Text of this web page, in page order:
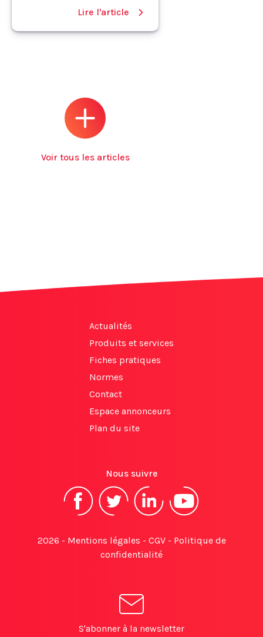
Lire l'article
Voir tous les articles
Actualités
Produits et services
Fiches pratiques
Normes
Contact
Espace annonceurs
Plan du site
Nous suivre
2026 - Mentions légales - CGV- Politique de
confidentialité
S'abonner à la newsletter